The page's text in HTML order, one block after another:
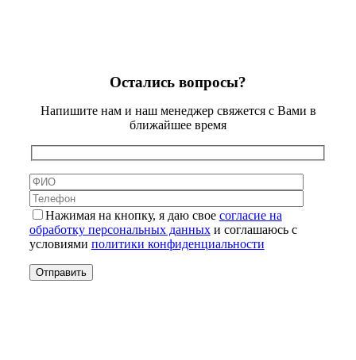
Остались вопросы?
Напишите нам и наш менеджер свяжется с Вами в
ближайшее время
Нажимая на кнопку, я даю свое согласие на
обработку персональных данныхи соглашаюсь с
условиями политики конфиденциальности